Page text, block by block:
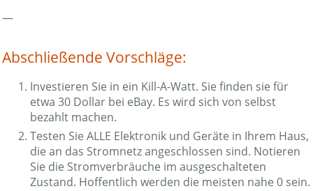
—
Abschließende Vorschläge:
Investieren Sie in ein Kill-A-Watt. Sie finden sie für
etwa 30 Dollar bei eBay. Es wird sich von selbst
bezahlt machen.
Testen Sie ALLE Elektronik und Geräte in Ihrem Haus,
die an das Stromnetz angeschlossen sind. Notieren
Sie die Stromverbräuche im ausgeschalteten
Zustand. Hoffentlich werden die meisten nahe 0 sein.